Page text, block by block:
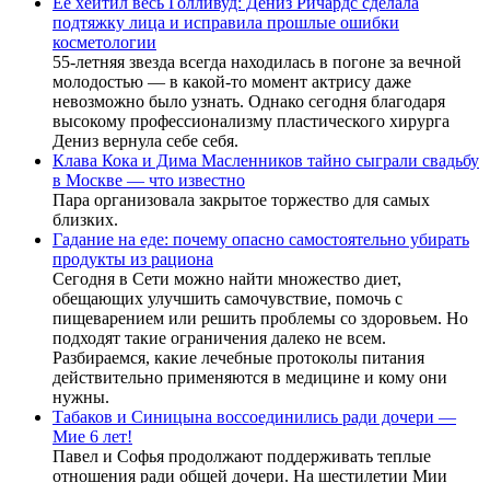
подтяжку лица и исправила прошлые ошибки
косметологии
55-летняя звезда всегда находилась в погоне за вечной
молодостью — в какой-то момент актрису даже
невозможно было узнать. Однако сегодня благодаря
высокому профессионализму пластического хирурга
Дениз вернула себе себя.
Клава Кока и Дима Масленников тайно сыграли свадьбу
в Москве — что известно
Пара организовала закрытое торжество для самых
близких.
Гадание на еде: почему опасно самостоятельно убирать
продукты из рациона
Сегодня в Сети можно найти множество диет,
обещающих улучшить самочувствие, помочь с
пищеварением или решить проблемы со здоровьем. Но
подходят такие ограничения далеко не всем.
Разбираемся, какие лечебные протоколы питания
действительно применяются в медицине и кому они
нужны.
Табаков и Синицына воссоединились ради дочери —
Мие 6 лет!
Павел и Софья продолжают поддерживать теплые
отношения ради общей дочери. На шестилетии Мии